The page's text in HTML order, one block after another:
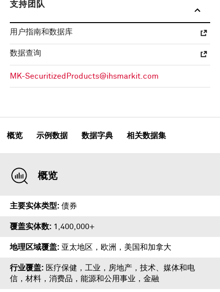
支持团队
用户指南和数据库
数据查询
MK-SecuritizedProducts@ihsmarkit.com
概览 示例数据 数据字典 相关数据集
概览
主要实体类型 债券
覆盖实体数 1,400,000+
地理区域覆盖 亚太地区，欧洲，美国和加拿大
行业覆盖
医疗保健，工业，房地产，技术、媒体和电
信，材料，消费品，能源和公用事业，金融